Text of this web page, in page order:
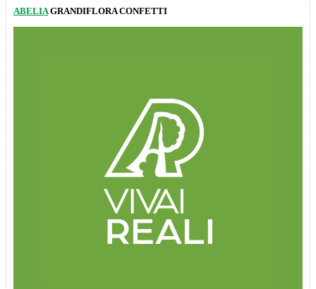
ABELIAGRANDIFLORA CONFETTI